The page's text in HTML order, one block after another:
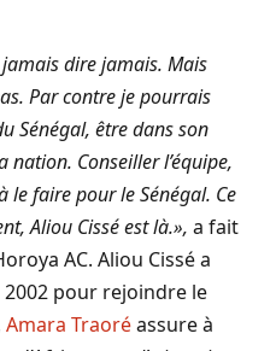
dire jamais. Mais
Par contre je pourrais
Sénégal, être dans son
nation. Conseiller l’équipe,
le faire pour le Sénégal. Ce
Aliou Cissé est là.», a fait
AC. Aliou Cissé a
pour rejoindre le
Amara Traoréassure à